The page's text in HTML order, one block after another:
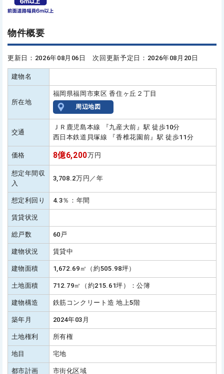
物件概要
更新日：2026年08月06日 次回更新予定日：2026年08月20日
建物名
所在地
福岡県福岡市東区 香住ヶ丘２丁目
周辺地図
交通
ＪＲ鹿児島本線 『九産大前』駅 徒歩10分
西日本鉄道貝塚線 『香椎花園前』駅 徒歩11分
価格 8億6,200万円
想定年間収
入
3,708.2万円／年
想定利回り 4.3％：年間
賃貸状況
総戸数 60戸
建物状況 賃貸中
建物面積 1,672.69㎡（約505.98坪）
土地面積 712.79㎡（約215.61坪）：公簿
建物構造 鉄筋コンクリート造 地上5階
築年月 2024年03月
土地権利 所有権
地目 宅地
都市計画 市街化区域